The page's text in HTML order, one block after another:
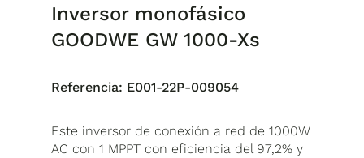
Inversor monofásico
GOODWE GW 1000-Xs
Referencia: E001-22P-009054
Este inversor de conexión a red de 1000W
AC con 1 MPPT con eficiencia del 97,2% y